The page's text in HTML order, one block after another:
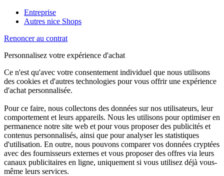
Entreprise
Autres nice Shops
Renoncer au contrat
Personnalisez votre expérience d'achat
Ce n'est qu'avec votre consentement individuel que nous utilisons
des cookies et d'autres technologies pour vous offrir une expérience
d'achat personnalisée.
Pour ce faire, nous collectons des données sur nos utilisateurs, leur
comportement et leurs appareils. Nous les utilisons pour optimiser en
permanence notre site web et pour vous proposer des publicités et
contenus personnalisés, ainsi que pour analyser les statistiques
d'utilisation. En outre, nous pouvons comparer vos données cryptées
avec des fournisseurs externes et vous proposer des offres via leurs
canaux publicitaires en ligne, uniquement si vous utilisez déjà vous-
même leurs services.